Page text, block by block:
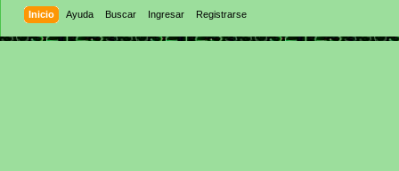
Inicio Ayuda Buscar Ingresar Registrarse